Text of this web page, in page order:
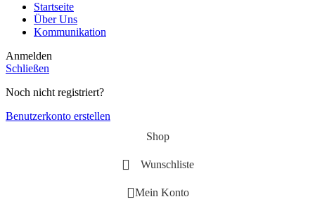
Startseite
Über Uns
Kommunikation
Anmelden
Schließen
Noch nicht registriert?
Benutzerkonto erstellen
Shop
Wunschliste
Mein Konto